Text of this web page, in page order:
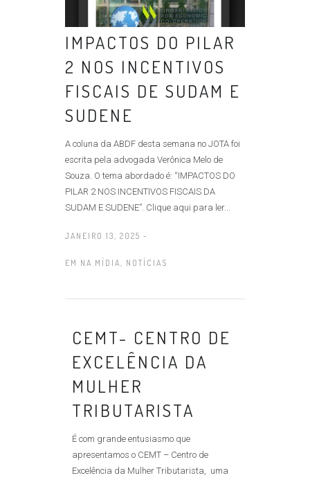
IMPACTOS DO PILAR
2 NOS INCENTIVOS
FISCAIS DE SUDAM E
SUDENE
A coluna da ABDF desta semana no JOTA foi
escrita pela advogada Verônica Melo de
Souza. O tema abordado é: “IMPACTOS DO
PILAR 2 NOS INCENTIVOS FISCAIS DA
SUDAM E SUDENE”. Clique aqui para ler...
JANEIRO 13, 2025 -
EM NA MÍDIA, NOTÍCIAS
CEMT- CENTRO DE
EXCELÊNCIA DA
MULHER
TRIBUTARISTA
É com grande entusiasmo que
apresentamos o CEMT – Centro de
Excelência da Mulher Tributarista, uma